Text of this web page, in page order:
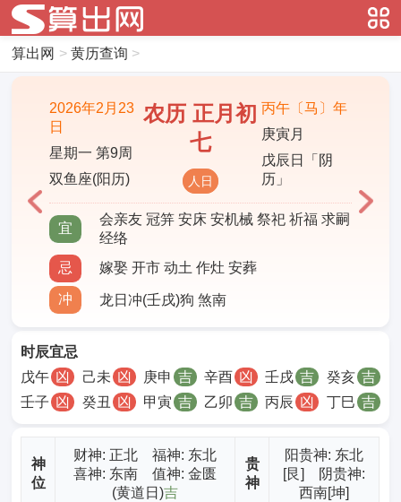
算出网 > 黄历查询 >
2026年2月23
日
星期一 第9周
双鱼座(阳历)
农历 正月初
七
人日
丙午〔马〕年
庚寅月
戊辰日「阴
历」
宜
会亲友 冠笄 安床 安机械 祭祀 祈福 求嗣
经络
忌
嫁娶 开市 动土 作灶 安葬
冲 龙日冲(壬戌)狗 煞南
时辰宜忌
壬子 凶 癸丑 凶 甲寅 吉 乙卯 吉 丙辰 凶 丁巳 吉
戊午 凶 己未 凶 庚申 吉 辛酉 凶 壬戌 吉 癸亥 吉
神
位
财神: 正北 福神: 东北
喜神: 东南 值神: 金匮
(黄道日)吉
贵
神
阳贵神: 东北
[艮] 阴贵神:
西南[坤]